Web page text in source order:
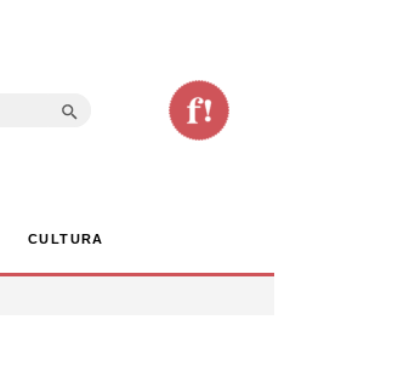
CULTURA